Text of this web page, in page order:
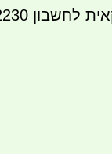
לחשבון 12230